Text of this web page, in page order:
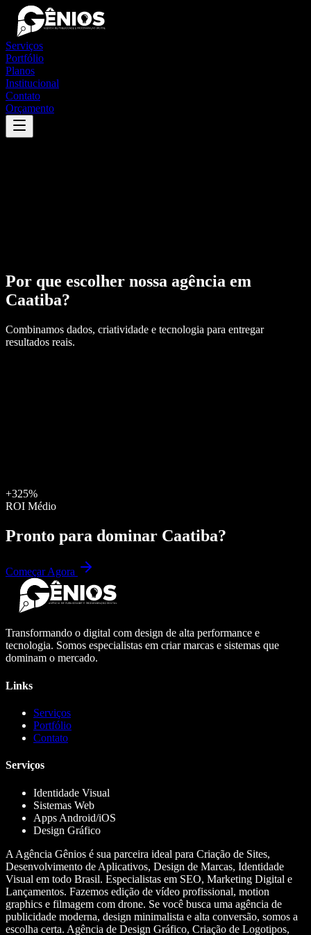
Serviços
Portfólio
Planos
Institucional
Contato
Orçamento
Por que escolher nossa agência em
Caatiba?
Combinamos dados, criatividade e tecnologia para entregar
resultados reais.
+325%
ROI Médio
Pronto para dominar Caatiba?
Começar Agora
Transformando o digital com design de alta performance e
tecnologia. Somos especialistas em criar marcas e sistemas que
dominam o mercado.
Links
Serviços
Portfólio
Contato
Serviços
Identidade Visual
Sistemas Web
Apps Android/iOS
Design Gráfico
A Agência Gênios é sua parceira ideal para Criação de Sites,
Desenvolvimento de Aplicativos, Design de Marcas, Identidade
Visual em todo Brasil. Especialistas em SEO, Marketing Digital e
Lançamentos. Fazemos edição de vídeo profissional, motion
graphics e filmagem com drone. Se você busca uma agência de
publicidade moderna, design minimalista e alta conversão, somos a
escolha certa. Agência de Design Gráfico, Criação de Logotipos,